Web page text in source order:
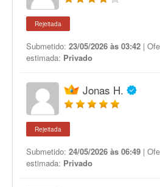
Rejeitada
Submetido: 23/05/2026 às 03:42 |
estimada: Privado
Jonas H.
Rejeitada
Submetido: 24/05/2026 às 06:49 |
estimada: Privado